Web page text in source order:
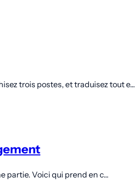
trois postes, et traduisez tout e...
partie. Voici qui prend en c...